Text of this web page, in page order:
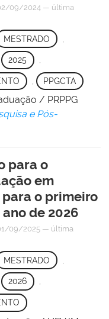
09/2024 — última
MESTRADO
2025 ,
PPGCTA
/ PRPPG
e Pós-
para o
em
o primeiro
de 2026
09/2025 — última
MESTRADO
2026 ,